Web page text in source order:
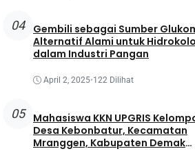
04
Gembili sebagai Sumber
Alternatif Alami untuk
dalam Industri Pangan
April 2, 2025•122 Dilihat
05
Mahasiswa KKN UPGRIS
Desa Kebonbatur, Kecamatan
Mranggen, Kabupaten Demak